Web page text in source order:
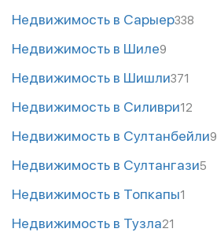
Недвижимость в Сарыер338
Недвижимость в Шиле9
Недвижимость в Шишли371
Недвижимость в Силиври12
Недвижимость в Султанбейли9
Недвижимость в Султангази5
Недвижимость в Топкапы1
Недвижимость в Тузла21